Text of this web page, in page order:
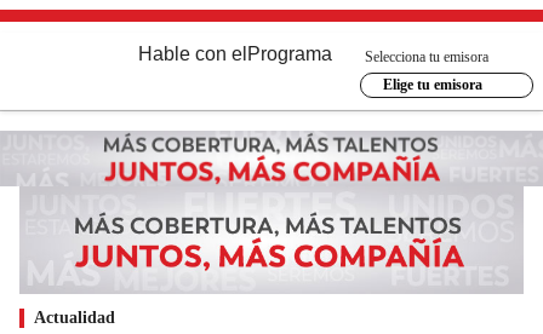
Hable con el Programa
Selecciona tu emisora
Elige tu emisora
Actualidad